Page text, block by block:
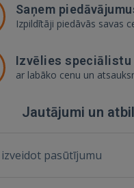
Saņem
Izpildītāji piedāvās savas
Izvēlies speciālistu
ar labāko cenu un
Jautājumi un
izveidot pasūtījumu